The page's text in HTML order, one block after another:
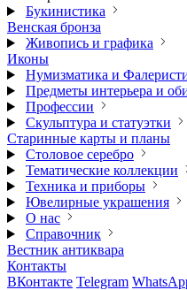
Букинистика
Венская бронза
Живопись и графика
Иконы
Нумизматика и
Предметы интерьера и
Профессии
Скульптура и статуэтки
Старинные карты и планы
Столовое серебро
Тематические коллекции
Техника и приборы
Ювелирные украшения
О нас
Справочник
Вестник антиквара
Контакты
ВКонтакте Telegram